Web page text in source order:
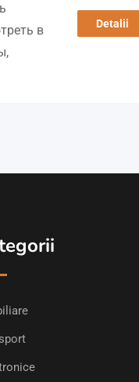
в
Detalii